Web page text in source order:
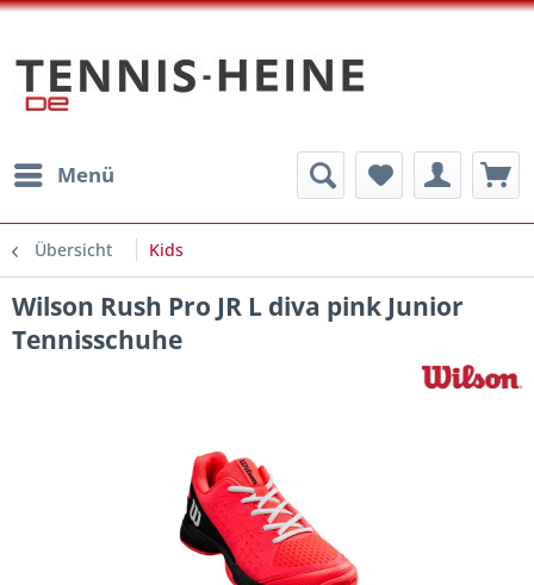
Menü
Übersicht Kids
Wilson Rush Pro JR L diva pink Junior
Tennisschuhe